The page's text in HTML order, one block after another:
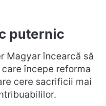
puternic
Magyar încearcă să
începe reforma
cere sacrificii mai